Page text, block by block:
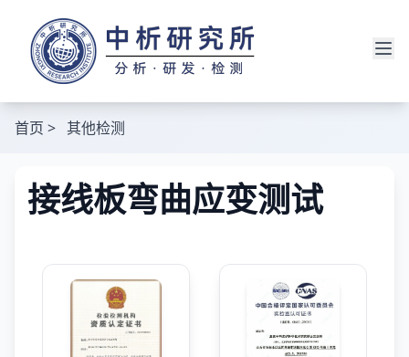
首页 > 其他检测
接线板弯曲应变测试